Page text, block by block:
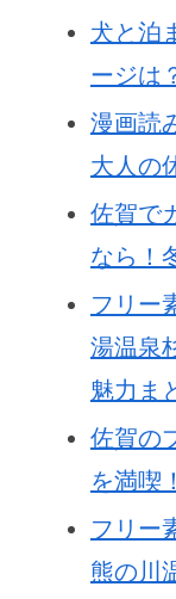
犬と泊
ージは
漫画読
大人の
佐賀で
なら！
フリー
湯温泉
魅力ま
佐賀の
を満喫
フリー
熊の川